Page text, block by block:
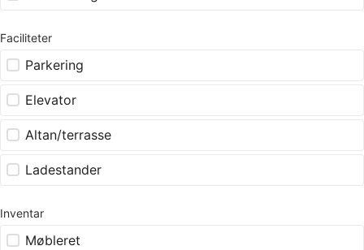
Faciliteter
Parkering
Elevator
Altan/terrasse
Ladestander
Inventar
Møbleret